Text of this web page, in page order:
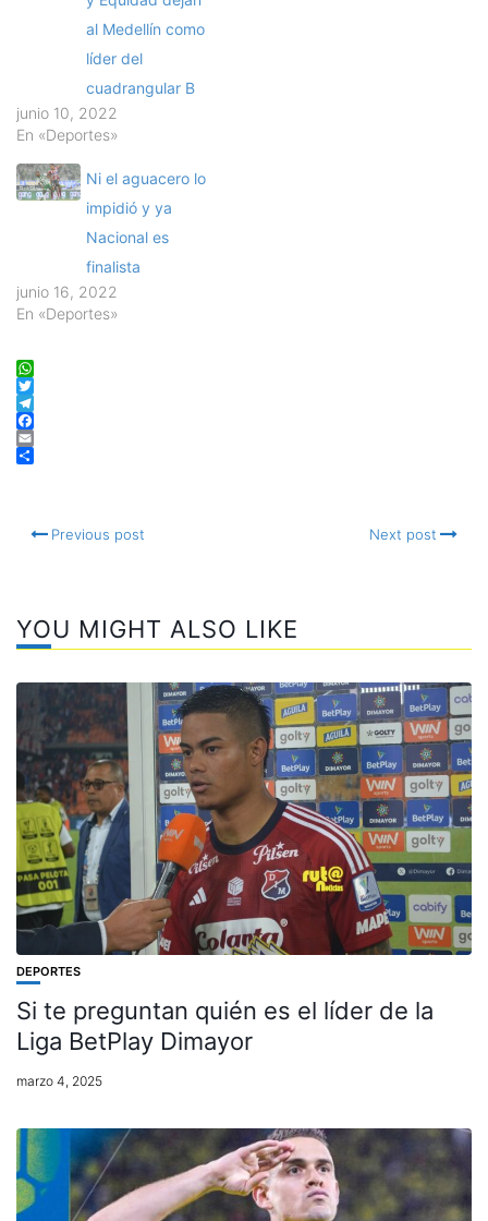
al Medellín como
líder del
cuadrangular B
junio 10, 2022
En «Deportes»
Ni el aguacero lo
impidió y ya
Nacional es
finalista
junio 16, 2022
En «Deportes»
WhatsApp
Twitter
Telegram
Facebook
Email
Previous post Next post
YOU MIGHT ALSO LIKE
DEPORTES
Si te preguntan quién es el líder de la
Liga BetPlay Dimayor
marzo 4, 2025